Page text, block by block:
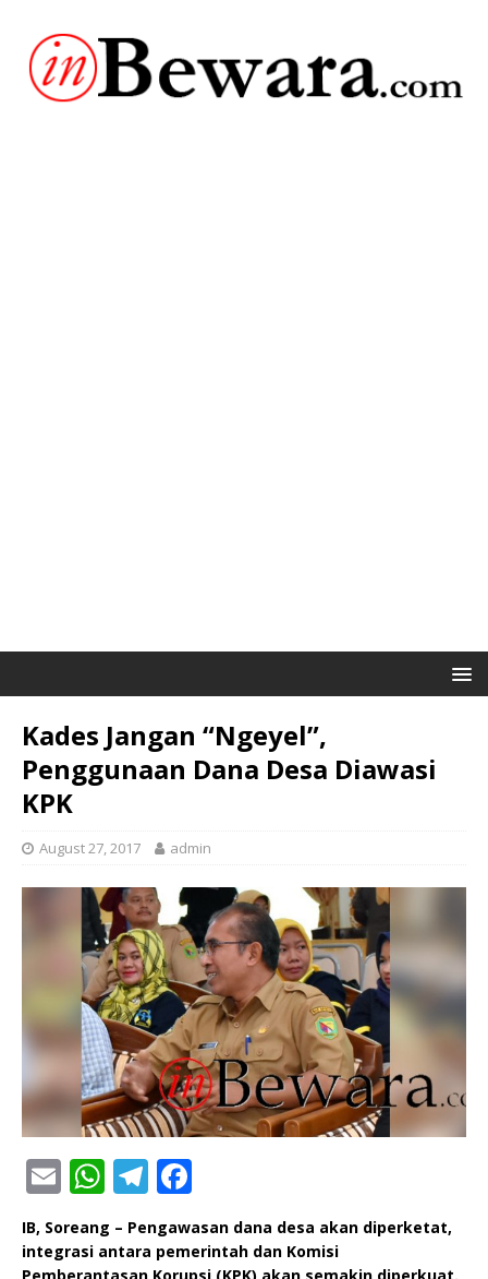
Kades Jangan “Ngeyel”,
Penggunaan Dana Desa Diawasi
KPK
August 27, 2017 admin
E
ai
W
at
T
e c
IB, Soreang – Pengawasan dana desa akan diperketat,
integrasi antara pemerintah dan Komisi